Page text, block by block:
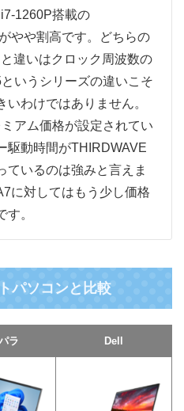
1260P搭載の
やや割高です。どちらの
違いはクロック周波数の
いうシリーズの違いこそ
わけではありません。
アム価格が設定されてい
駆動時間がTHIRDWAVE
ているのは強みと言えま
に対してはもう少し価格
。
パソコンと比較
ラ Dell